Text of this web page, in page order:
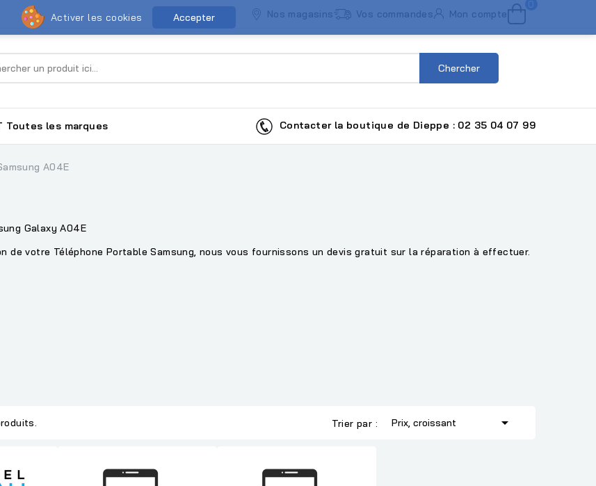
Nos magasins Vos commandes Mon compte
0
Chercher
Toutes les marques Contacter la boutique de Dieppe : 02 35 04 07 99
A04E
Galaxy A04E
de votre Téléphone Portable Samsung, nous vous fournissons un devis gratuit sur la réparation à effectuer.
Trier par : Prix, croissant 
Activer les cookies Accepter